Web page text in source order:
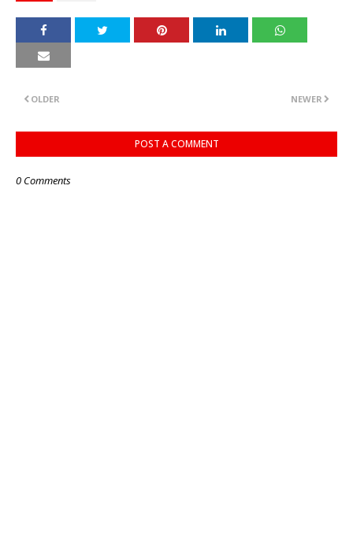
NEWER
OLDER
POST A COMMENT
0 Comments